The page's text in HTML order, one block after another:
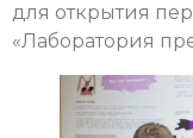
для открытия
«Лаборатория